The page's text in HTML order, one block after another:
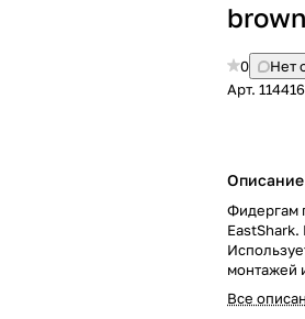
0
Нет
Арт. 114416
Описание
Фидергам
монтажей
своей
гасить
Все